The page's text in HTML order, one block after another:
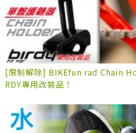
[限制解除] BIKEfun rad Chain
RDY專用改裝品！